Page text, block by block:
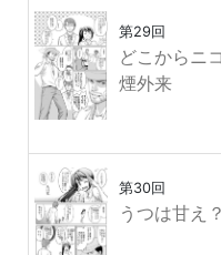
第29回
どこからニ
煙外来
第30回
うつは甘え